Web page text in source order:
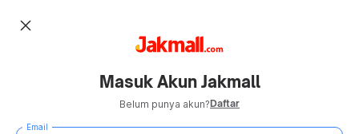
close
Masuk Akun Jakmall
Belum punya akun?Daftar
Email